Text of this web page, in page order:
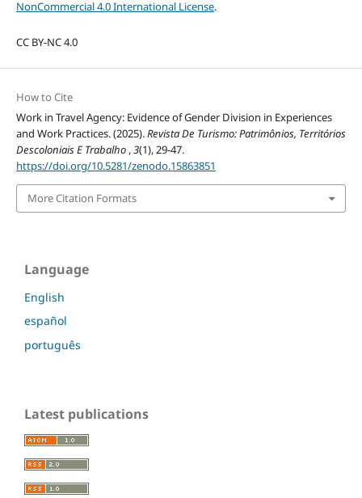
NonCommercial 4.0 International License.
CC BY-NC 4.0
How to Cite
Work in Travel Agency: Evidence of Gender Division in Experiences
and Work Practices. (2025).Revista De Turismo: Patrimônios, Territórios
Descoloniais E Trabalho ,3(1), 29-47.
https://doi.org/10.5281/zenodo.15863851
More Citation Formats
Language
English
español
português
Latest publications